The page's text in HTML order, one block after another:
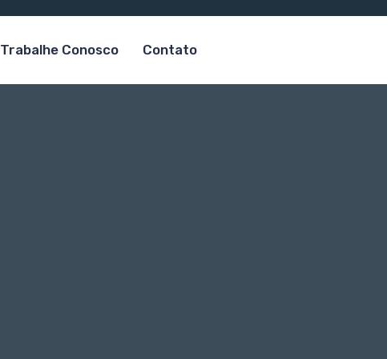
Trabalhe Conosco Contato